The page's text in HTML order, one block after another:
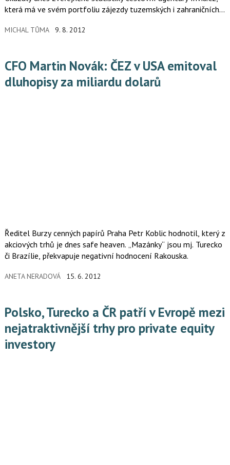
která má ve svém portfoliu zájezdy tuzemských i zahraničních
MICHAL TŮMA 9. 8. 2012
CFO Martin Novák: ČEZ v USA emitoval
dluhopisy za miliardu dolarů
Ředitel Burzy cenných papírů Praha Petr Koblic hodnotil, který z
akciových trhů je dnes safe heaven. „Mazánky“ jsou mj. Turecko
či Brazílie, překvapuje negativní hodnocení Rakouska.
ANETA NERADOVÁ 15. 6. 2012
Polsko, Turecko a ČR patří v Evropě mezi
nejatraktivnější trhy pro private equity
investory